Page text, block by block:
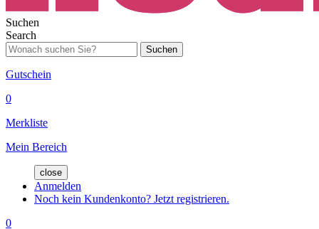
Suchen
Search
Suchen
Gutschein
0
Merkliste
Mein Bereich
close
Anmelden
Noch kein Kundenkonto? Jetzt registrieren.
0